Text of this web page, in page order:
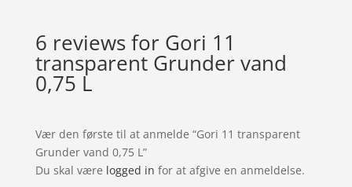
6 reviews for Gori 11
transparent Grunder vand
0,75 L
Vær den første til at anmelde “Gori 11 transparent
Grunder vand 0,75 L”
Du skal være logged in for at afgive en anmeldelse.